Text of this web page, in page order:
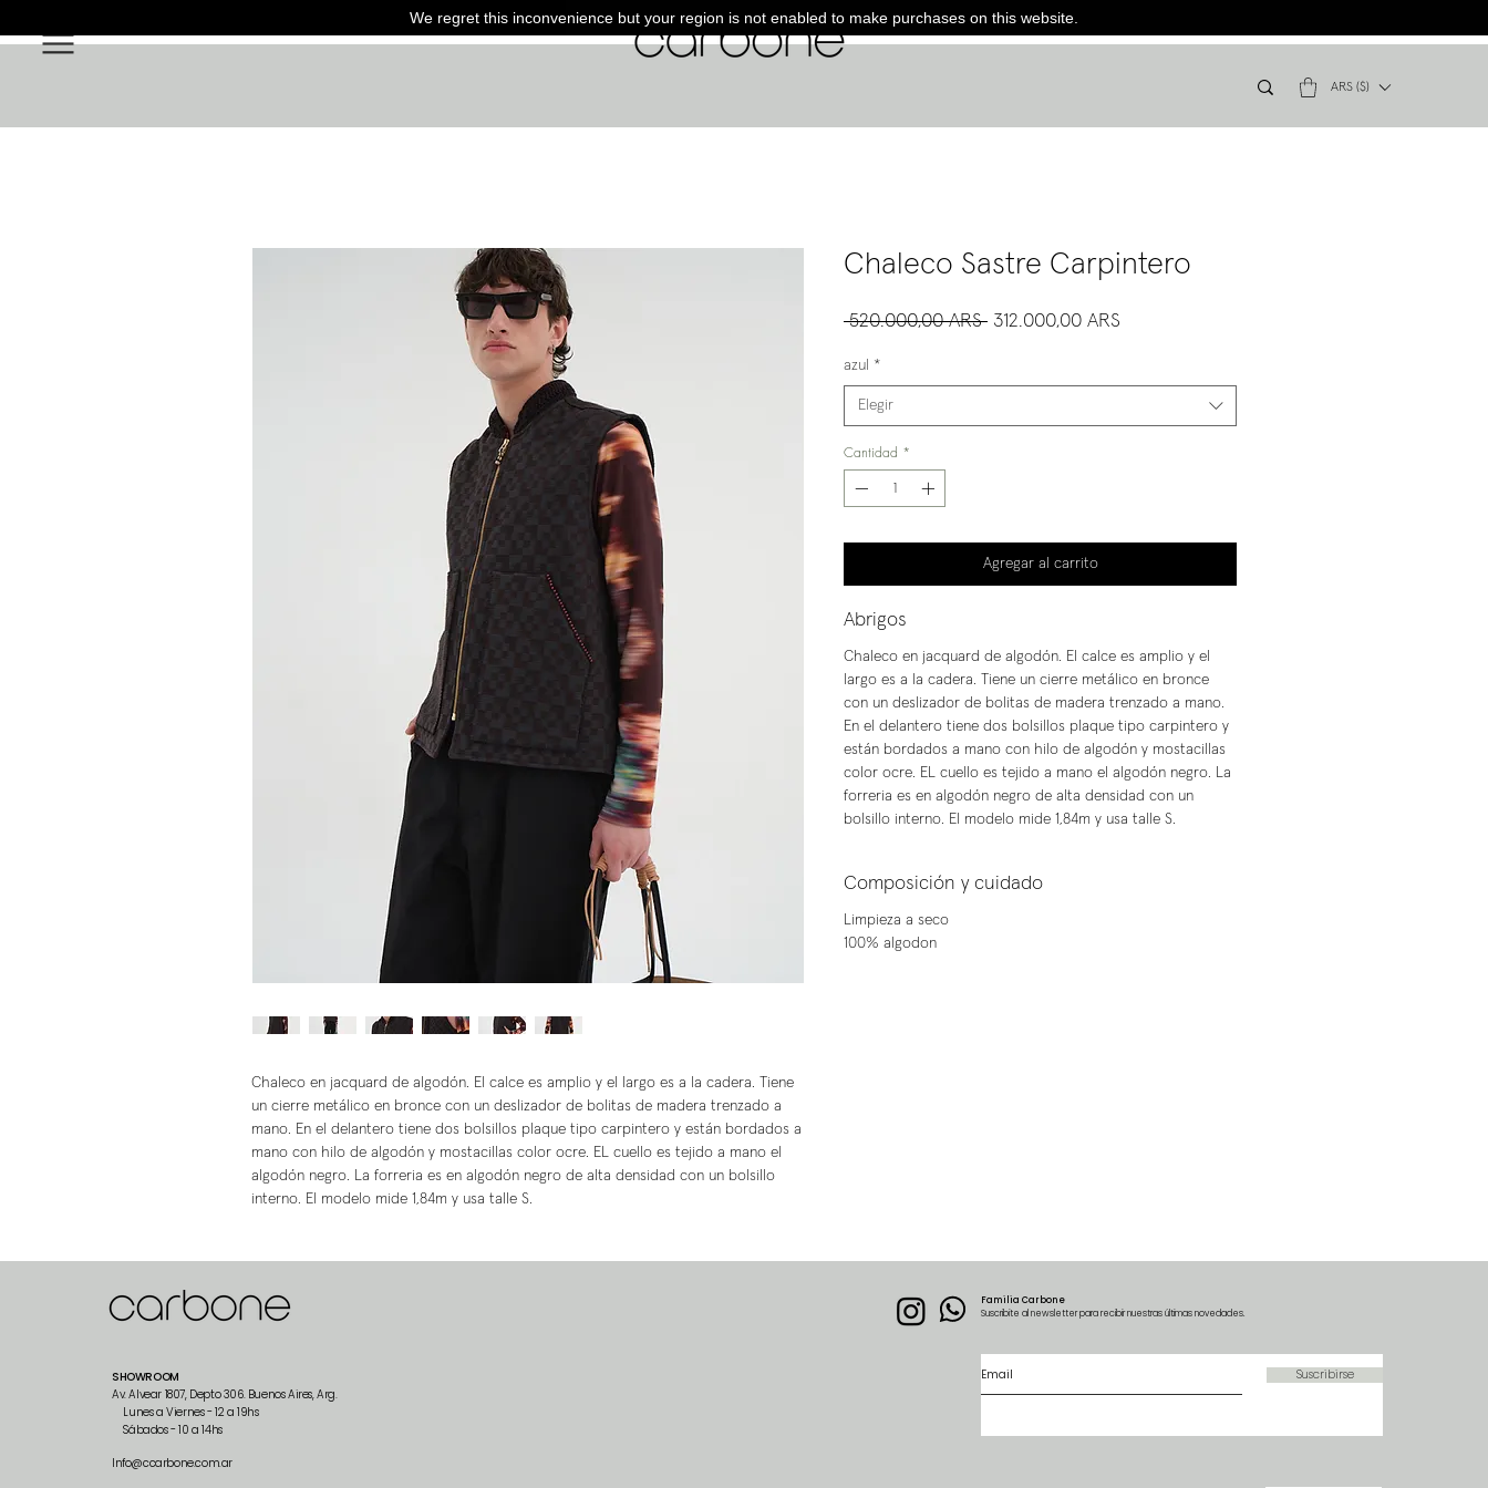
We regret this inconvenience but your region is not enabled to make purchases on this website.
ARS ($)
Chaleco en jacquard de algodón. El calce es amplio y el largo es a la cadera. Tiene
un cierre metálico en bronce con un deslizador de bolitas de madera trenzado a
mano. En el delantero tiene dos bolsillos plaque tipo carpintero y están bordados a
mano con hilo de algodón y mostacillas color ocre. EL cuello es tejido a mano el
algodón negro. La forreria es en algodón negro de alta densidad con un bolsillo
interno. El modelo mide 1,84m y usa talle S.
Chaleco Sastre Carpintero
520.000,00 ARS Precio
312.000,00 ARS
azul *
Elegir
Cantidad *
Agregar al carrito
Abrigos
Chaleco en jacquard de algodón. El calce es amplio y el
largo es a la cadera. Tiene un cierre metálico en bronce
con un deslizador de bolitas de madera trenzado a mano.
En el delantero tiene dos bolsillos plaque tipo carpintero y
están bordados a mano con hilo de algodón y mostacillas
color ocre. EL cuello es tejido a mano el algodón negro. La
forreria es en algodón negro de alta densidad con un
bolsillo interno. El modelo mide 1,84m y usa talle S.
Composición y cuidado
Limpieza a seco
100% algodon
Familia Carbone
Suscribite al newsletter para recibir nuestras últimas novedades.
SHOWROOM
Av. Alvear 1807, Depto 306. Buenos Aires, Arg.
Lunes a Viernes - 12 a 19hs
Sábados - 10 a 14hs
Info@ccarbone.com.ar
Suscribirse